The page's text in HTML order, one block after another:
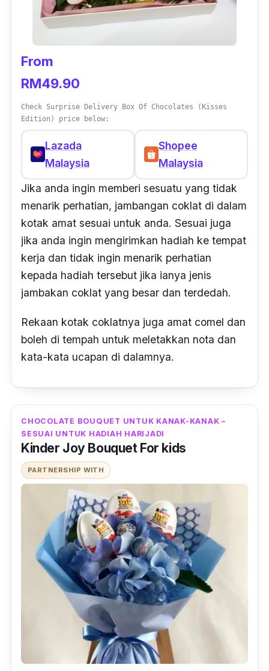
From
RM49.90
Check Surprise Delivery Box Of Chocolates (Kisses
Edition) price below:
Lazada
Malaysia
Shopee
Malaysia
Jika anda ingin memberi sesuatu yang tidak
menarik perhatian, jambangan coklat di dalam
kotak amat sesuai untuk anda. Sesuai juga
jika anda ingin mengirimkan hadiah ke tempat
kerja dan tidak ingin menarik perhatian
kepada hadiah tersebut jika ianya jenis
jambakan coklat yang besar dan terdedah.
Rekaan kotak coklatnya juga amat comel dan
boleh di tempah untuk meletakkan nota dan
kata-kata ucapan di dalamnya.
CHOCOLATE BOUQUET UNTUK KANAK-KANAK –
SESUAI UNTUK HADIAH HARIJADI
Kinder Joy Bouquet For kids
PARTNERSHIP WITH